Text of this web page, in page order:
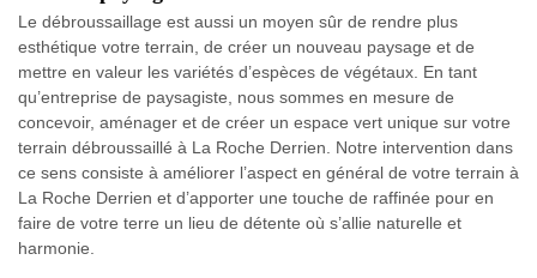
Le débroussaillage est aussi un moyen sûr de rendre plus
esthétique votre terrain, de créer un nouveau paysage et de
mettre en valeur les variétés d’espèces de végétaux. En tant
qu’entreprise de paysagiste, nous sommes en mesure de
concevoir, aménager et de créer un espace vert unique sur votre
terrain débroussaillé à La Roche Derrien. Notre intervention dans
ce sens consiste à améliorer l’aspect en général de votre terrain à
La Roche Derrien et d’apporter une touche de raffinée pour en
faire de votre terre un lieu de détente où s’allie naturelle et
harmonie.